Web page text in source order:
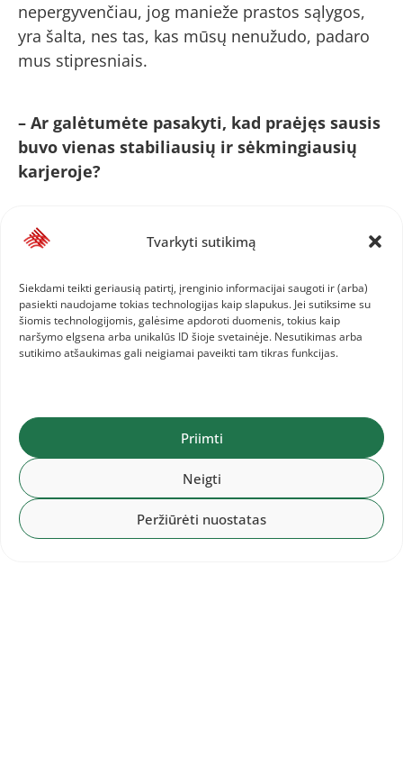
Tvarkyti sutikimą
Siekdami teikti geriausią patirtį, įrenginio informacijai saugoti ir (arba)
pasiekti naudojame tokias technologijas kaip slapukus. Jei sutiksime su
šiomis technologijomis, galėsime apdoroti duomenis, tokius kaip
naršymo elgsena arba unikalūs ID šioje svetainėje. Nesutikimas arba
sutikimo atšaukimas gali neigiamai paveikti tam tikras funkcijas.
Priimti
Neigti
Peržiūrėti nuostatas
nepergyvenčiau, jog manieže prastos sąlygos,
yra šalta, nes tas, kas mūsų nenužudo, padaro
mus stipresniais.
– Ar galėtumėte pasakyti, kad praėjęs sausis
buvo vienas stabiliausių ir sėkmingiausių
karjeroje?
– Sausio mėnesio pabaiga buvo rezultatas
kryptingo ėjimo į priekį, pokyčių, kurie šiek tiek
gąsdino. Matau, kad naujovės atsiperka. Einame
tinkamu keliu, reikia tinkamų sąlygų, palaikymo
iš šalies ir tada rezultatai bus gal dar geresni.
tik pirma stotelė. Mano pagrindinis tikslas yra
Tokijo olimpinės žaidynės, kuriose norėčiau būti
labai aukštai…